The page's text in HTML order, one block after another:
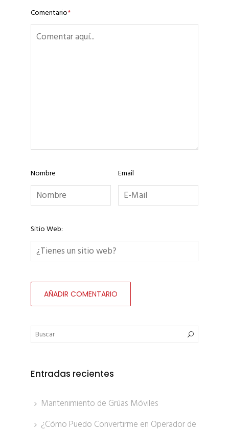
Comentario*
Nombre Email
Sitio Web:
Entradas recientes
Mantenimiento de Grúas Móviles
¿Cómo Puedo Convertirme en Operador de